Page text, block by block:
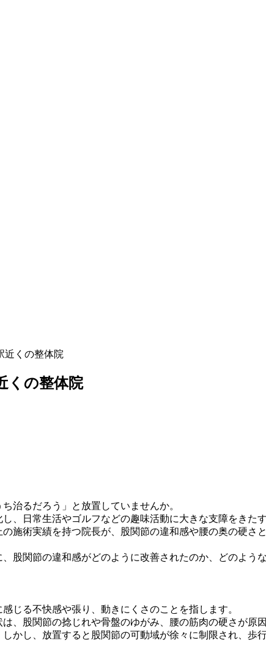
近くの整体院
くの整体院
治るだろう」と放置していませんか。
、日常生活やゴルフなどの趣味活動に大きな支障をきた
施術実績を持つ院長が、股関節の違和感や腰の奥の硬さ
股関節の違和感がどのように改善されたのか、どのよう
じる不快感や張り、動きにくさのことを指します。
、股関節の捻じれや骨盤のゆがみ、腰の筋肉の硬さが原
かし、放置すると股関節の可動域が徐々に制限され、歩